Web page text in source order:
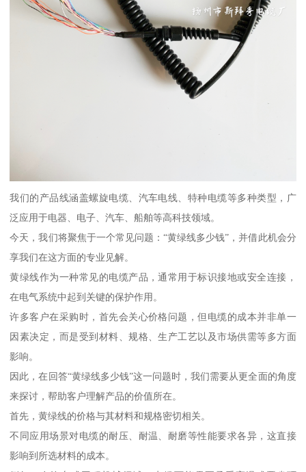
我们的产品线涵盖螺旋电缆、汽车电线、特种电缆等多种类型，广
泛应用于电器、电子、汽车、船舶等高科技领域。
今天，我们将聚焦于一个常见问题：“黄绿线多少钱”，并借此机会分
享我们在这方面的专业见解。
黄绿线作为一种常见的电缆产品，通常用于标识接地或安全连接，
在电气系统中起到关键的保护作用。
许多客户在采购时，首先会关心价格问题，但电缆的成本并非单一
因素决定，而是受到材料、规格、生产工艺以及市场供需等多方面
影响。
因此，在回答“黄绿线多少钱”这一问题时，我们需要从更全面的角度
来探讨，帮助客户理解产品的价值所在。
首先，黄绿线的价格与其材料和规格密切相关。
不同应用场景对电缆的耐压、耐温、耐磨等性能要求各异，这直接
影响到所选材料的成本。